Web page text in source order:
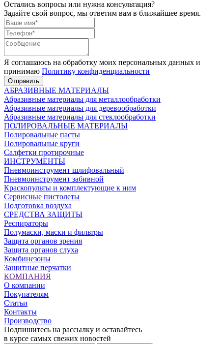
Остались вопросы или нужна консультация?
Задайте свой вопрос, мы ответим вам в ближайшее время.
Я соглашаюсь на обработку моих персональных данных и
принимаю Политику конфиденциальности
Отправить
АБРАЗИВНЫЕ МАТЕРИАЛЫ
Абразивные материалы для металлообработки
Абразивные материалы для деревообработки
Абразивные материалы для стеклообработки
ПОЛИРОВАЛЬНЫЕ МАТЕРИАЛЫ
Полировальные пасты
Полировальные круги
Салфетки протирочные
ИНСТРУМЕНТЫ
Пневмоинструмент шлифовальный
Пневмоинструмент забивной
Краскопульты и комплектующие к ним
Сервисные пистолеты
Подготовка воздуха
СРЕДСТВА ЗАЩИТЫ
Респираторы
Полумаски, маски и фильтры
Защита органов зрения
Защита органов слуха
Комбинезоны
Защитные перчатки
КОМПАНИЯ
О компании
Покупателям
Статьи
Контакты
Производство
Подпишитесь на рассылку и оставайтесь
в курсе самых свежих новостей